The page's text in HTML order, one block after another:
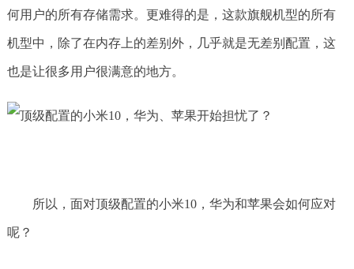
何用户的所有存储需求。更难得的是，这款旗舰机型的所有
机型中，除了在内存上的差别外，几乎就是无差别配置，这
也是让很多用户很满意的地方。
所以，面对顶级配置的小米10，华为和苹果会如何应对
呢？